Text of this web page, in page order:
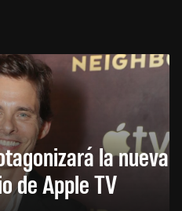
la nueva
de Apple TV